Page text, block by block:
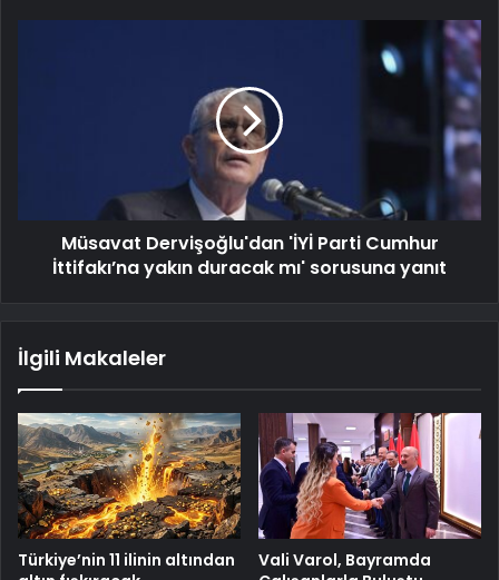
Müsavat Dervişoğlu'dan 'İYİ Parti Cumhur
İttifakı’na yakın duracak mı' sorusuna yanıt
İlgili Makaleler
Türkiye’nin 11 ilinin altından
Vali Varol, Bayramda